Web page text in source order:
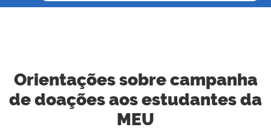
Orientações sobre campanha
de doações aos estudantes da
MEU